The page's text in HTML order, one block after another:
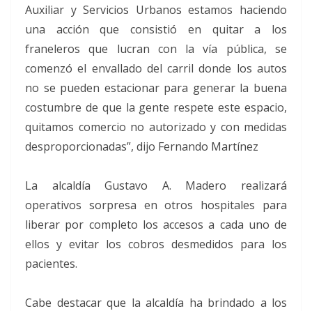
Auxiliar y Servicios Urbanos estamos haciendo
una acción que consistió en quitar a los
franeleros que lucran con la vía pública, se
comenzó el envallado del carril donde los autos
no se pueden estacionar para generar la buena
costumbre de que la gente respete este espacio,
quitamos comercio no autorizado y con medidas
desproporcionadas”, dijo Fernando Martínez
La alcaldía Gustavo A. Madero realizará
operativos sorpresa en otros hospitales para
liberar por completo los accesos a cada uno de
ellos y evitar los cobros desmedidos para los
pacientes.
Cabe destacar que la alcaldía ha brindado a los